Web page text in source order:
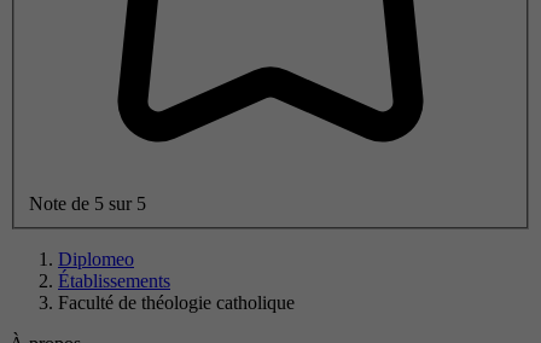
Note de 5 sur 5
Diplomeo
Établissements
Faculté de théologie catholique